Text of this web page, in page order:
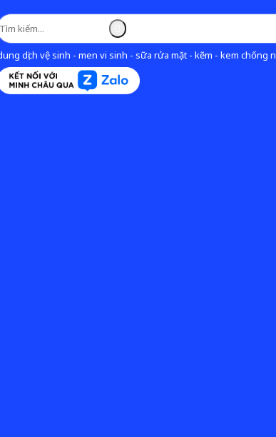
dịch vệ sinh - men vi sinh - sữa rửa mặt - kẽm - kem chống